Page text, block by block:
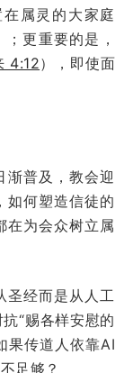
属灵的大家庭
；更重要的是，
4:12），即使面
渐普及，教会迎
如何塑造信徒的
在为会众树立属
圣经而是从人工
“赐各样安慰的
果传道人依靠AI
足够？